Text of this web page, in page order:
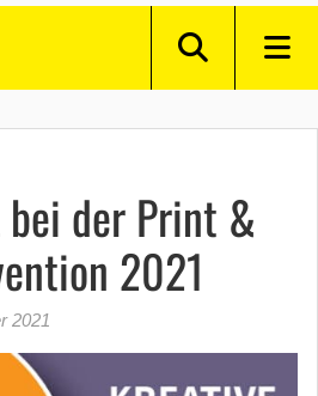
bei der Print &
2021
2021